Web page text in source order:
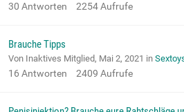
30 Antworten 2254Aufrufe
Brauche Tipps
Von Inaktives Mitglied, Mai 2, 2021 in
16 Antworten 2409 Aufrufe